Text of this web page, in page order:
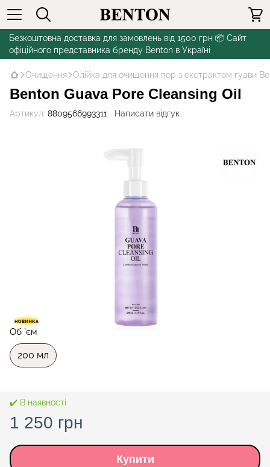
Безкоштовна доставка для замовлень від 1500 грн 📦 Сайт
офіційного представника бренду Benton в Україні
Очищення Олійка для очищення пор з екстрактом гуави
Benton Guava Pore Cleansing Oil
Артикул: 8809566993311 Написати відгук
Об `єм
200 мл
✔️ В наявності
1 250 грн
Купити